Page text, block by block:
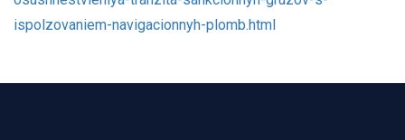
ispolzovaniem-navigacionnyh-plomb.html